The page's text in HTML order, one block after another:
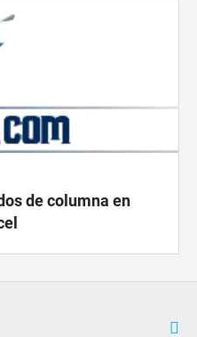
de columna en